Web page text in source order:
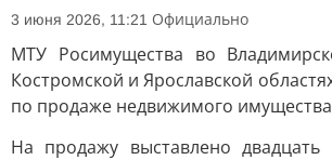
3 июня 2026, 11:21 Официально
МТУ Росимущества во
Костромской и Ярославской
по продаже недвижимого
На продажу выставлено двадцать